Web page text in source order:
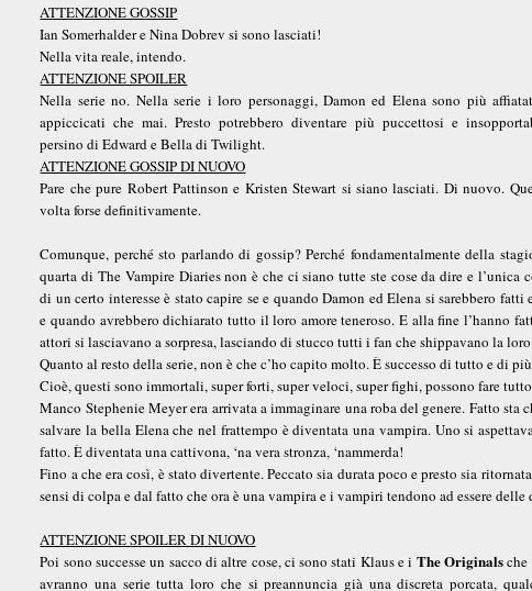
ATTENZIONE GOSSIP
Ian Somerhalder e Nina Dobrev si sono lasciati!
Nella vita reale, intendo.
ATTENZIONE SPOILER
Nella serie no. Nella serie i loro personaggi, Damon ed Elena sono più
appiccicati che mai. Presto potrebbero diventare più puccettosi e
persino di Edward e Bella di Twilight.
ATTENZIONE GOSSIP DI NUOVO
Pare che pure Robert Pattinson e Kristen Stewart si siano lasciati. Di nuovo.
volta forse definitivamente.
Comunque, perché sto parlando di gossip? Perché fondamentalmente della
quarta di The Vampire Diaries non è che ci siano tutte ste cose da dire e l’unica
di un certo interesse è stato capire se e quando Damon ed Elena si sarebbero fatti
e quando avrebbero dichiarato tutto il loro amore teneroso. E alla fine l’hanno
attori si lasciavano a sorpresa, lasciando di stucco tutti i fan che shippavano la
Quanto al resto della serie, non è che c’ho capito molto. È successo di tutto e di
Cioè, questi sono immortali, super forti, super veloci, super fighi, possono fare
Manco Stephenie Meyer era arrivata a immaginare una roba del genere. Fatto
salvare la bella Elena che nel frattempo è diventata una vampira. Uno si
fatto. È diventata una cattivona, ‘na vera stronza, ‘nammerda!
Fino a che era così, è stato divertente. Peccato sia durata poco e presto sia
sensi di colpa e dal fatto che ora è una vampira e i vampiri tendono ad essere
ATTENZIONE SPOILER DI NUOVO
Poi sono successe un sacco di altre cose, ci sono stati Klaus e i The Originalsche
avranno una serie tutta loro che si preannuncia già una discreta porcata,